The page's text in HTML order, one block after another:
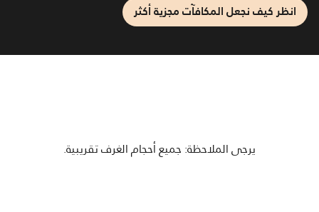
انظر كيف نجعل المكافآت مجزية أكثر
يرجى الملاحظة: جميع أحجام الغرف تقريبية.